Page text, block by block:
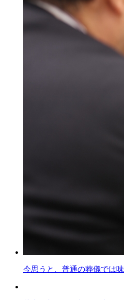
今思うと、普通の葬儀では